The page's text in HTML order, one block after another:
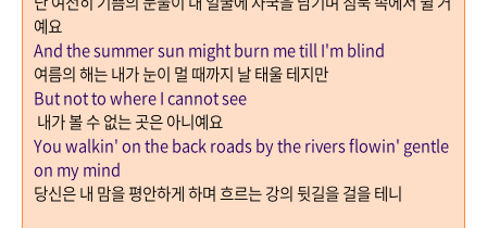
예요
And the summer sun might burn me till I'm blind
여름의 해는 내가 눈이 멀 때까지 날 태울 테지만
But not to where I cannot see
내가 볼 수 없는 곳은 아니예요
You walkin' on the back roads by the rivers flowin' gentle
on my mind
당신은 내 맘을 평안하게 하며 흐르는 강의 뒷길을 걸을 테니